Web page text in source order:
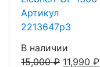
Артикул
2213647р3
В наличии
15,000₽ 11,990 ₽